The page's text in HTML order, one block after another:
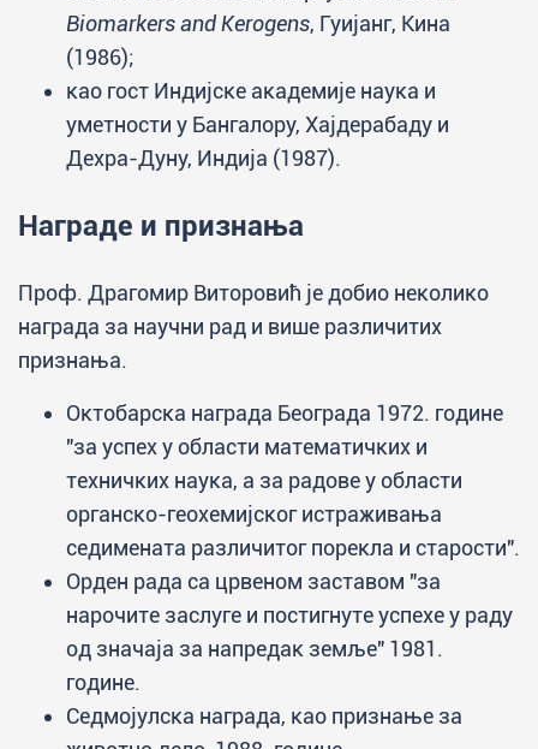
Biomarkers and Kerogens, Гуијанг, Кина
(1986);
као гост Индијске академије наука и
уметности у Бангалору, Хајдерабаду и
Дехра-Дуну, Индија (1987).
Награде и признања
Проф. Драгомир Виторовић је добио неколико
награда за научни рад и више различитих
признања.
Октобарска награда Београда 1972. године
"за успех у области математичких и
техничких наука, а за радове у области
органско-геохемијског истраживања
седимената различитог порекла и старости".
Орден рада са црвеном заставом "за
нарочите заслуге и постигнуте успехе у раду
од значаја за напредак земље" 1981.
године.
Седмојулска награда, као признање за